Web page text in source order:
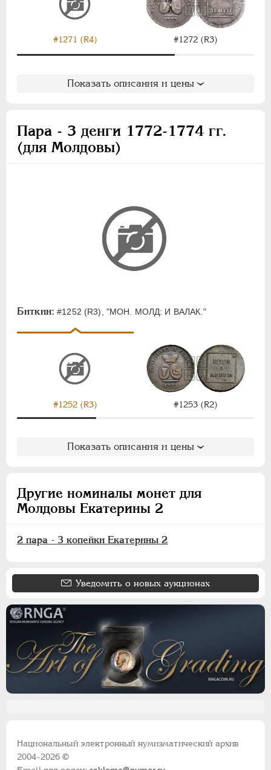
#1271 (R4) #1272 (R3)
Показать описания и цены
Пара - 3 денги 1772-1774 гг.
(для Молдовы)
Биткин: #1252 (R3), "МОН. МОЛД: И ВАЛАК."
#1252 (R3) #1253 (R2)
Показать описания и цены
Другие номиналы монет для
Молдовы Екатерины 2
2 пара - 3 копейки Екатерины 2
Уведомить о новых аукционах
НИКОЛАЙ II 1894-1917
ВРЕМЕННОЕ ПРАВ.
1917-1918
ИНОСТРАННЫЕ 1768-1918
Национальный электронный нумизматический архив
2004-2026 ©